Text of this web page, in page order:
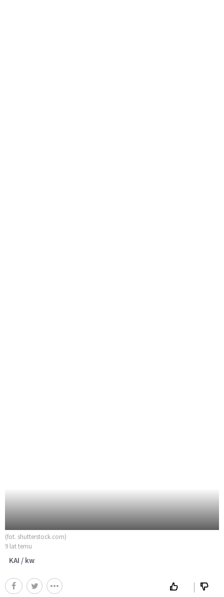
(fot. shutterstock.com)
9 lat temu
KAI / kw